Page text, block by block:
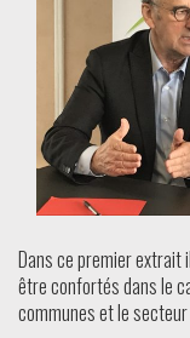
Dans ce premier extrait
être confortés dans le
communes et le